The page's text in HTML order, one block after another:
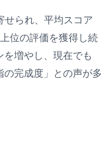
せられ、平均スコア
位の評価を獲得し続
を増やし、現在でも
の完成度」との声が多